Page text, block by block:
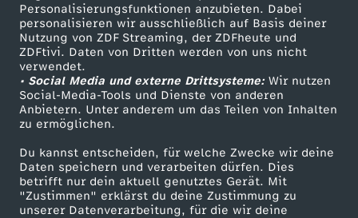
Personalisierungsfunktionen anzubieten. Dabei
personalisieren wir ausschließlich auf Basis deiner
Nutzung von ZDF Streaming, der ZDFheute und
ZDFtivi. Daten von Dritten werden von uns nicht
verwendet.
• Social Media und externe Drittsysteme:Wir nutzen
Social-Media-Tools und Dienste von anderen
Anbietern. Unter anderem um das Teilen von Inhalten
zu ermöglichen.
Du kannst entscheiden, für welche Zwecke wir deine
Daten speichern und verarbeiten dürfen. Dies
betrifft nur dein aktuell genutztes Gerät. Mit
"Zustimmen" erklärst du deine Zustimmung zu
unserer Datenverarbeitung, für die wir deine
n
i
s
s
e
TV-Programm
ZDF Unternehmen
Karriere
ZDF goes Schule
Werbefernsehen
Mainzelmännchen